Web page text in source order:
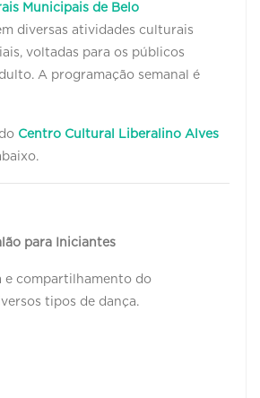
Municipais de Belo
diversas atividades culturais
voltadas para os públicos
A programação semanal é
do Centro Cultural Liberalino Alves
para Iniciantes
e compartilhamento do
tipos de dança.